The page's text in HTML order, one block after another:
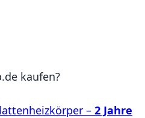
kaufen?
– 2 Jahre